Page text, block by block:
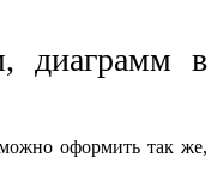
диаграмм в
оформить так же,